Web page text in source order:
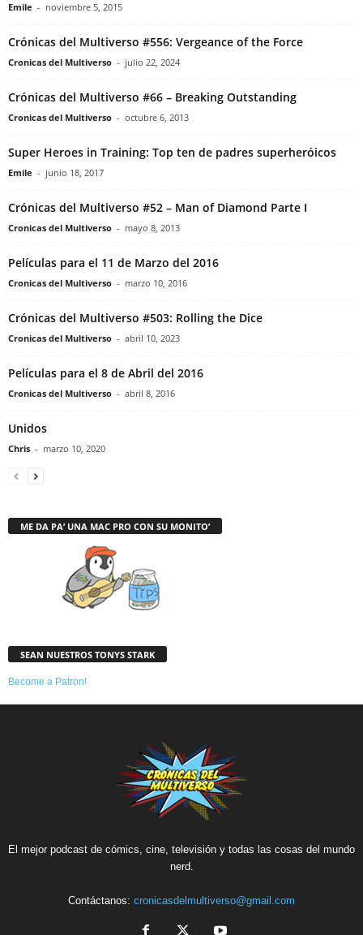
Emile - noviembre 5, 2015
Crónicas del Multiverso #556: Vergeance of the Force
Cronicas del Multiverso - julio 22, 2024
Crónicas del Multiverso #66 – Breaking Outstanding
Cronicas del Multiverso - octubre 6, 2013
Super Heroes in Training: Top ten de padres superheróicos
Emile - junio 18, 2017
Crónicas del Multiverso #52 – Man of Diamond Parte I
Cronicas del Multiverso - mayo 8, 2013
Películas para el 11 de Marzo del 2016
Cronicas del Multiverso - marzo 10, 2016
Crónicas del Multiverso #503: Rolling the Dice
Cronicas del Multiverso - abril 10, 2023
Películas para el 8 de Abril del 2016
Cronicas del Multiverso - abril 8, 2016
Unidos
Chris - marzo 10, 2020
ME DA PA’ UNA MAC PRO CON SU MONITO’
SEAN NUESTROS TONYS STARK
Become a Patron!
El mejor podcast de cómics, cine, televisión y todas las cosas del mundo
nerd.
Contáctanos: cronicasdelmultiverso@gmail.com